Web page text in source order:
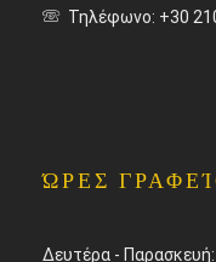
Τηλέφωνο: +30
ΏΡΕΣ
Δευτέρα -